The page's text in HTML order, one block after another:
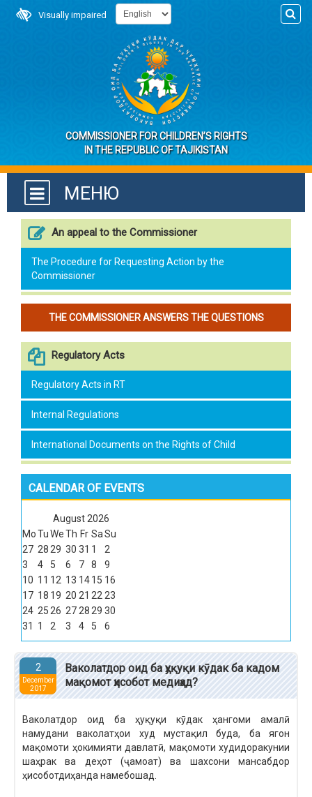
Visually impaired
COMMISSIONER FOR CHILDREN’S RIGHTS
IN THE REPUBLIC OF TAJIKISTAN
МЕНЮ
An appeal to the Commissioner
The Procedure for Requesting Action by the
Commissioner
THE COMMISSIONER ANSWERS THE QUESTIONS
Regulatory Acts
Regulatory Acts in RT
Internal Regulations
International Documents on the Rights of Child
CALENDAR OF EVENTS
August2026
MoTuWeTh Fr SaSu
27 2829 30 31 1
2
3
4 5 6 7 8
9
10 11 12 13 1415 16
17 18 19 20 21 2223
24 2526 272829 30
31
1 2 3 4 5 6
2
December
2017
Ваколатдор оид ба ҳуқуқи кӯдак ба кадом
мақомот ҳисобот медиҳад?
Ваколатдор оид ба ҳуқуқи кӯдак ҳангоми амалӣ
намудани ваколатҳои худ мустақил буда, ба ягон
мақомоти ҳокимияти давлатӣ, мақомоти худидоракунии
шаҳрак ва деҳот (ҷамоат) ва шахсони мансабдор
ҳисоботдиҳанда намебошад.